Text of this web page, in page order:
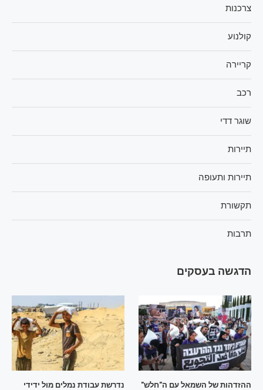
צרכנות
קולנוע
קריירה
רכב
שוגר דדי
תיירות
תיירות ותעופה
תקשורת
תרבות
הדגשה בעסקים
ההזדהות של השמאל עם ה"חלש"
נדרשת עבודת נמלים מול ידידי